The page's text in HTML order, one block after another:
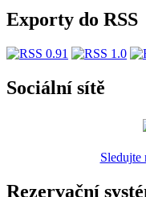
Exporty do RSS
Sociální sítě
Sledujte
Rezervační